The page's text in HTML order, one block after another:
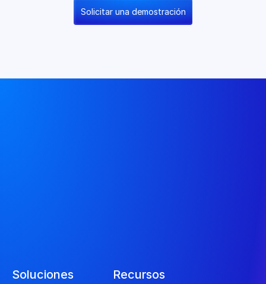
Solicitar una demostración
Soluciones Recursos